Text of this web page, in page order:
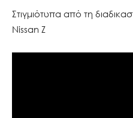
Στιγμιότυπα από τη
Nissan Z